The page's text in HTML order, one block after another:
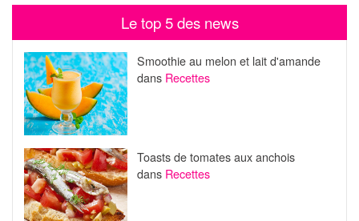
Le top 5 des news
Smoothie au melon et lait d'amande
dans Recettes
Toasts de tomates aux anchois
dans Recettes